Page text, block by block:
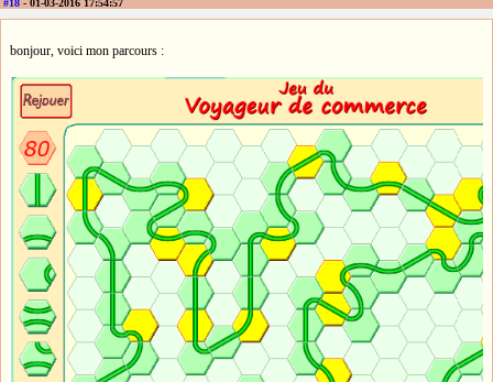
#18 - 01-03-2016 17:54:57
bonjour, voici mon parcours :